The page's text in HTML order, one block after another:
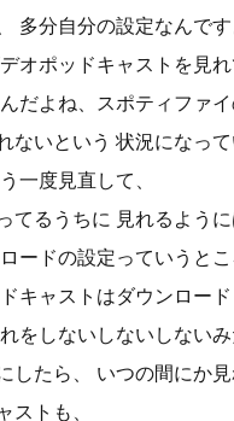
多分自分の設定なんです
オポッドキャストを見れ
だよね、スポティファイ
いという 状況になっ
一度見直して、
るうちに 見れるように
ードの設定っていうとこ
キャストはダウンロード
をしないしないしないみ
たら、 いつの間にか見
ストも、